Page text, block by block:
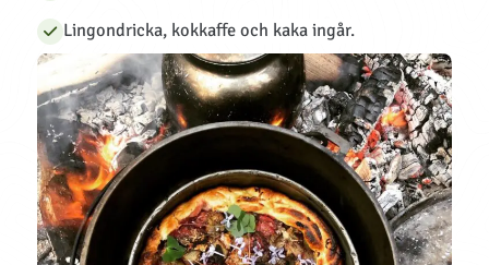
Lingondricka, kokkaffe och kaka ingår.